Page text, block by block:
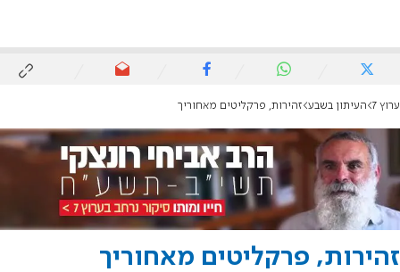
ערוץ 7 העיתון בשבע זהירות, פרקליטים מאחוריך
זהירות, פרקליטים מאחוריך